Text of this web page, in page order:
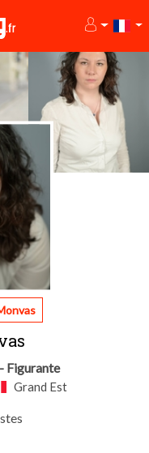
Figurante
Grand Est